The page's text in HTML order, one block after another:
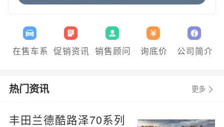
在售车系 促销资讯 销售顾问 询底价 公司简介
热门资讯 更多
丰田兰德酷路泽70系列